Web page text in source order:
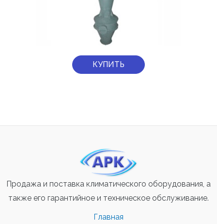
КУПИТЬ
Продажа и поставка климатического оборудования, а
также его гарантийное и техническое обслуживание.
Главная